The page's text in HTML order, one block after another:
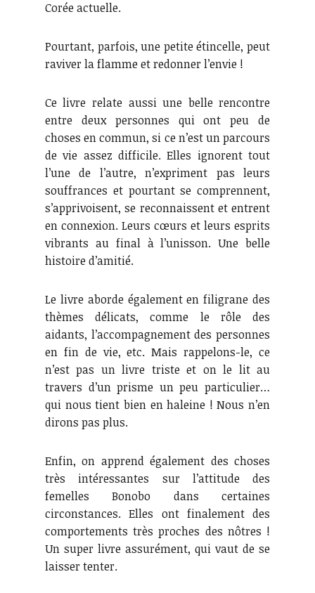
Corée actuelle.
Pourtant, parfois, une petite étincelle, peut
raviver la flamme et redonner l’envie !
Ce livre relate aussi une belle rencontre
entre deux personnes qui ont peu de
choses en commun, si ce n’est un parcours
de vie assez difficile. Elles ignorent tout
l’une de l’autre, n’expriment pas leurs
souffrances et pourtant se comprennent,
s’apprivoisent, se reconnaissent et entrent
en connexion. Leurs cœurs et leurs esprits
vibrants au final à l’unisson. Une belle
histoire d’amitié.
Le livre aborde également en filigrane des
thèmes délicats, comme le rôle des
aidants, l’accompagnement des personnes
en fin de vie, etc. Mais rappelons-le, ce
n’est pas un livre triste et on le lit au
travers d’un prisme un peu particulier…
qui nous tient bien en haleine ! Nous n’en
dirons pas plus.
Enfin, on apprend également des choses
très intéressantes sur l’attitude des
femelles Bonobo dans certaines
circonstances. Elles ont finalement des
comportements très proches des nôtres !
Un super livre assurément, qui vaut de se
laisser tenter.